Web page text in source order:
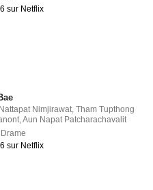
sur Netflix
Nimjirawat,Tham Tupthong
,Aun Napat Patcharachavalit
Drame
sur Netflix